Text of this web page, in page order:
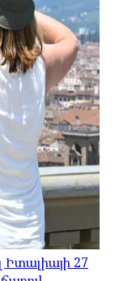
27